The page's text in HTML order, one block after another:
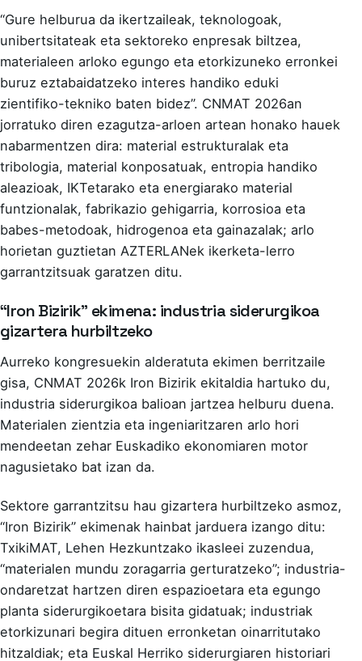
“Gure helburua da ikertzaileak, teknologoak,
unibertsitateak eta sektoreko enpresak biltzea,
materialeen arloko egungo eta etorkizuneko erronkei
buruz eztabaidatzeko interes handiko eduki
zientifiko-tekniko baten bidez”. CNMAT 2026an
jorratuko diren ezagutza-arloen artean honako hauek
nabarmentzen dira: material estrukturalak eta
tribologia, material konposatuak, entropia handiko
aleazioak, IKTetarako eta energiarako material
funtzionalak, fabrikazio gehigarria, korrosioa eta
babes-metodoak, hidrogenoa eta gainazalak; arlo
horietan guztietan AZTERLANek ikerketa-lerro
garrantzitsuak garatzen ditu.
“Iron Bizirik” ekimena: industria siderurgikoa
gizartera hurbiltzeko
Aurreko kongresuekin alderatuta ekimen berritzaile
gisa, CNMAT 2026k Iron Bizirik ekitaldia hartuko du,
industria siderurgikoa balioan jartzea helburu duena.
Materialen zientzia eta ingeniaritzaren arlo hori
mendeetan zehar Euskadiko ekonomiaren motor
nagusietako bat izan da.
Sektore garrantzitsu hau gizartera hurbiltzeko asmoz,
“Iron Bizirik” ekimenak hainbat jarduera izango ditu:
TxikiMAT, Lehen Hezkuntzako ikasleei zuzendua,
“materialen mundu zoragarria gerturatzeko”; industria-
ondaretzat hartzen diren espazioetara eta egungo
planta siderurgikoetara bisita gidatuak; industriak
etorkizunari begira dituen erronketan oinarritutako
hitzaldiak; eta Euskal Herriko siderurgiaren historiari